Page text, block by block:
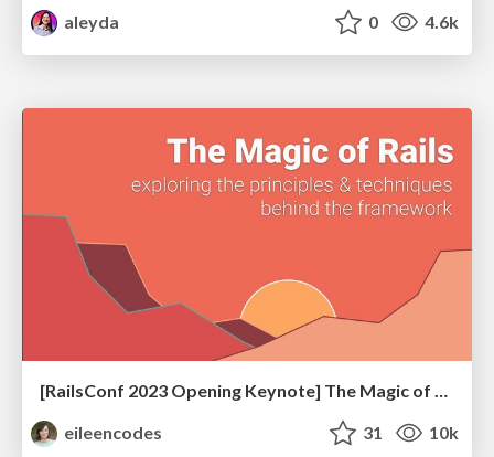
aleyda
0 4.6k
[RailsConf 2023 Opening Keynote] The Magic of Rails
eileencodes
31 10k